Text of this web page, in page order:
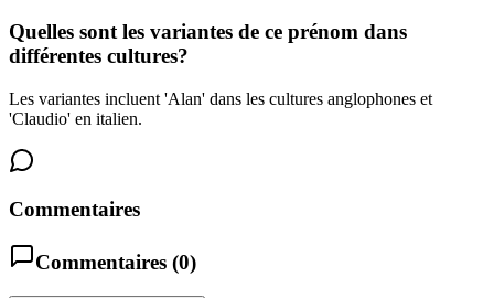
Quelles sont les variantes de ce prénom dans
différentes cultures?
Les variantes incluent 'Alan' dans les cultures anglophones et
'Claudio' en italien.
Commentaires
Commentaires (0)